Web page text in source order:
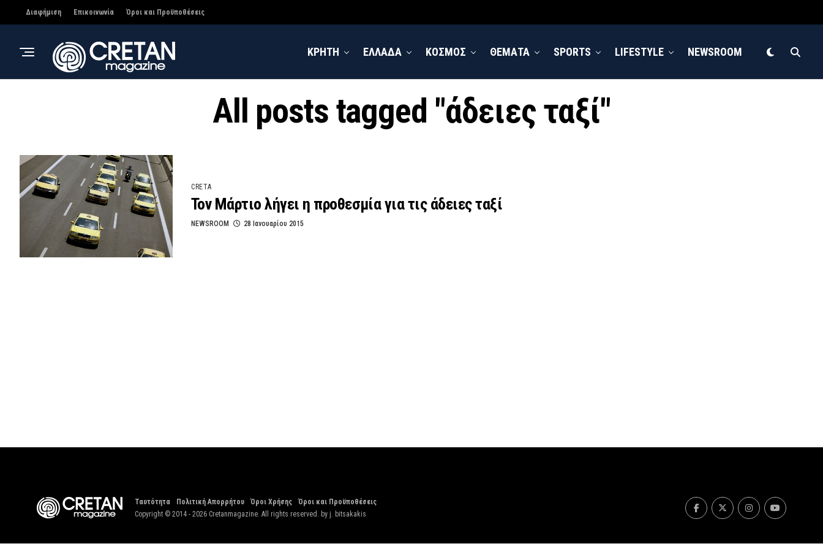
Διαφήμιση Επικοινωνία Όροι και Προϋποθέσεις
ΚΡΗΤΗ ΕΛΛΑΔΑ ΚΟΣΜΟΣ ΘΕΜΑΤΑ SPORTS LIFESTYLE NEWSROOM
All posts tagged "άδειες ταξί"
CRETA
Τον Μάρτιο λήγει η προθεσμία για τις άδειες ταξί
NEWSROOM 28 Ιανουαρίου 2015
Ταυτότητα Πολιτική Απορρήτου Όροι Χρήσης
Όροι και Προϋποθέσεις
Copyright © 2014 - 2026 Cretanmagazine. All rights reserved. by j. bitsakakis